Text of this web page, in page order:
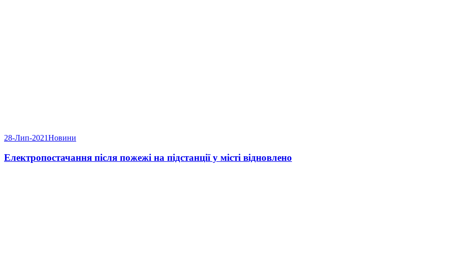
28-Лип-2021Новини
Електропостачання після пожежі на підстанції у місті відновлено